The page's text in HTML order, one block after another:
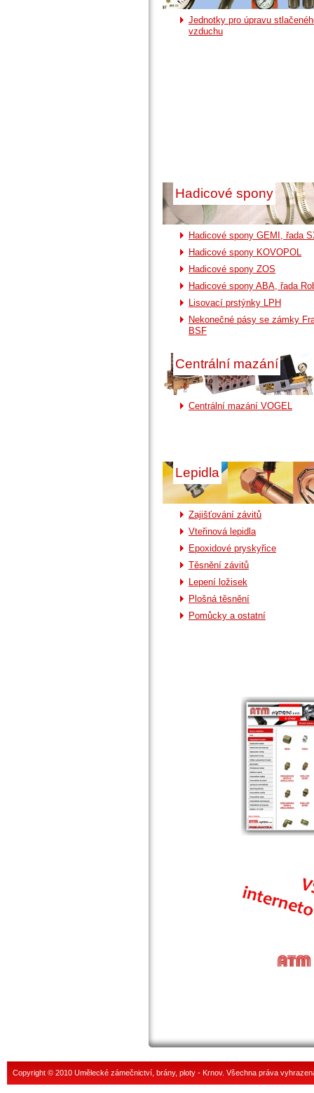
Jednotky pro úpravu
vzduchu
Hadicové spony
Hadicové spony GEMI, řada
Hadicové spony KOVOPOL
Hadicové spony ZOS
Hadicové spony ABA, řada
Lisovací prstýnky LPH
Nekonečné pásy se zámky
BSF
Centrální mazání
Centrální mazání VOGEL
Lepidla
Zajišťování závitů
Vteřinová lepidla
Epoxidové pryskyřice
Těsnění závitů
Lepení ložisek
Plošná těsnění
Pomůcky a ostatní
Copyright © 2010 Umělecké zámečnictví, brány, ploty - Krnov. Všechna práva